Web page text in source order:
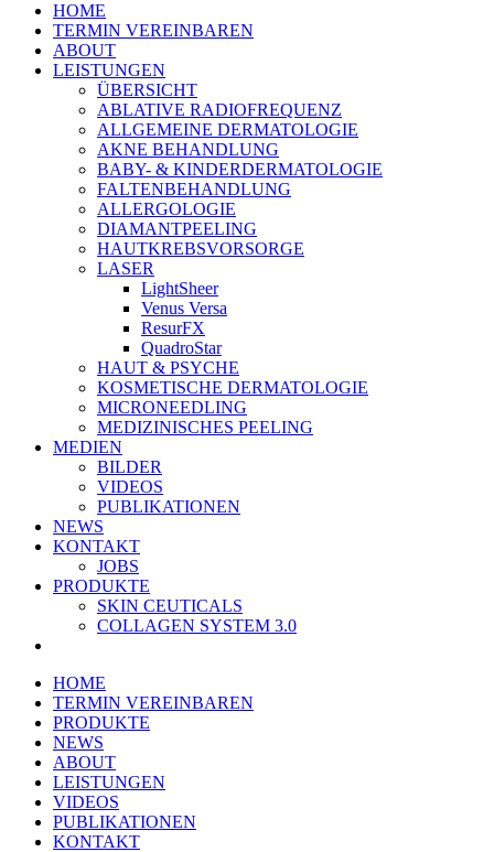
HOME
TERMIN VEREINBAREN
ABOUT
LEISTUNGEN
ÜBERSICHT
ABLATIVE RADIOFREQUENZ
ALLGEMEINE DERMATOLOGIE
AKNE BEHANDLUNG
BABY- & KINDERDERMATOLOGIE
FALTENBEHANDLUNG
ALLERGOLOGIE
DIAMANTPEELING
HAUTKREBSVORSORGE
LASER
LightSheer
Venus Versa
ResurFX
QuadroStar
HAUT & PSYCHE
KOSMETISCHE DERMATOLOGIE
MICRONEEDLING
MEDIZINISCHES PEELING
MEDIEN
BILDER
VIDEOS
PUBLIKATIONEN
NEWS
KONTAKT
JOBS
PRODUKTE
SKIN CEUTICALS
COLLAGEN SYSTEM 3.0
HOME
TERMIN VEREINBAREN
PRODUKTE
NEWS
ABOUT
LEISTUNGEN
VIDEOS
PUBLIKATIONEN
KONTAKT